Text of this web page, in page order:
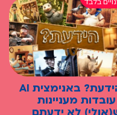
הידעת? באנימצית AI
מעניינות